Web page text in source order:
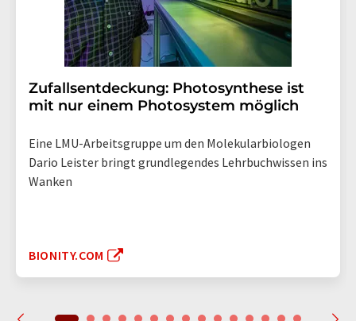
Zufallsentdeckung: Photosynthese ist
mit nur einem Photosystem möglich
Eine LMU-Arbeitsgruppe um den Molekularbiologen
Dario Leister bringt grundlegendes Lehrbuchwissen ins
Wanken
BIONITY.COM